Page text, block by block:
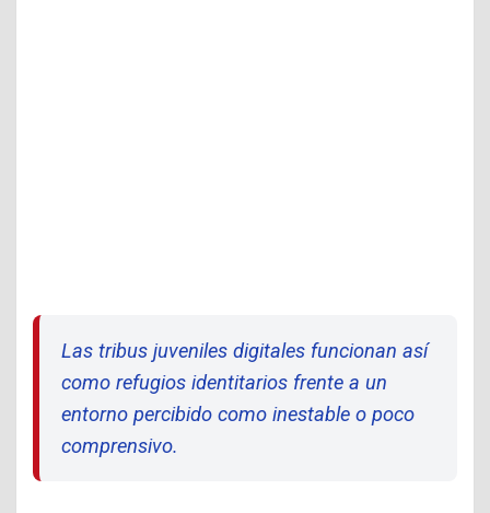
Las tribus juveniles digitales funcionan así
como refugios identitarios frente a un
entorno percibido como inestable o poco
comprensivo.